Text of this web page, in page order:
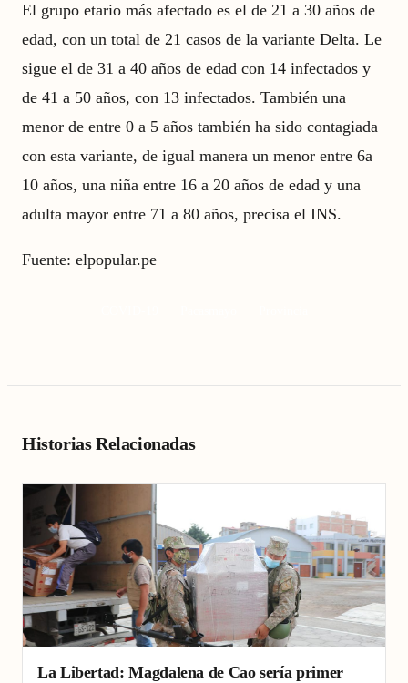
El grupo etario más afectado es el de 21 a 30 años de
edad, con un total de 21 casos de la variante Delta. Le
sigue el de 31 a 40 años de edad con 14 infectados y
de 41 a 50 años, con 13 infectados. También una
menor de entre 0 a 5 años también ha sido contagiada
con esta variante, de igual manera un menor entre 6a
10 años, una niña entre 16 a 20 años de edad y una
adulta mayor entre 71 a 80 años, precisa el INS.
Fuente: elpopular.pe
Historias Relacionadas
La Libertad: Magdalena de Cao sería primer